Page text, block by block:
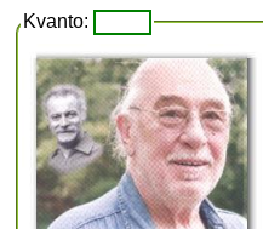
Kvanto: